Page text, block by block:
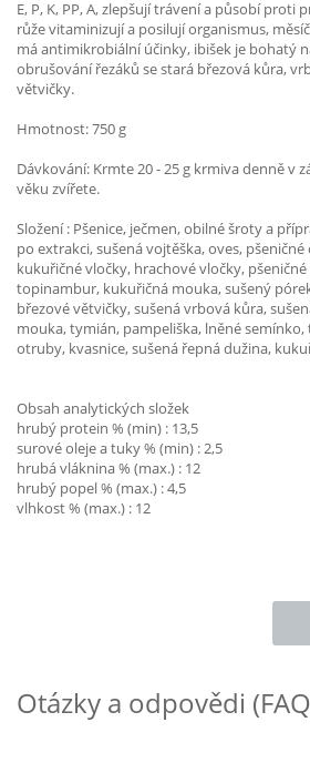
E, P, K, PP, A, zlepšují trávení a působí proti
růže vitaminizují a posilují organismus,
má antimikrobiální účinky, ibišek je bohatý
obrušování řezáků se stará březová kůra,
větvičky.
Hmotnost: 750 g
Dávkování: Krmte 20 - 25 g krmiva denně v
věku zvířete.
Složení : Pšenice, ječmen, obilné šroty a
po extrakci, sušená vojtěška, oves,
kukuřičné vločky, hrachové vločky,
topinambur, kukuřičná mouka, sušený
březové větvičky, sušená vrbová kůra,
mouka, tymián, pampeliška, lněné
otruby, kvasnice, sušená řepná dužina,
Obsah analytických složek
hrubý protein % (min) : 13,5
surové oleje a tuky % (min) : 2,5
hrubá vláknina % (max.) : 12
hrubý popel % (max.) : 4,5
vlhkost % (max.) : 12
Otázky a odpovědi